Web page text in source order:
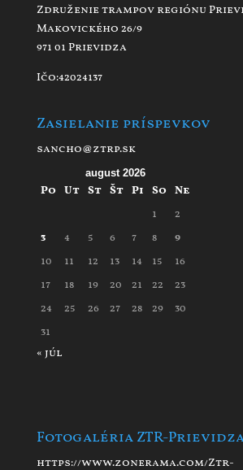
Združenie trampov regiónu
Makovického 26/9
971 01 Prievidza
Ičo:42024137
Zasielanie príspevkov
sancho@ztrp.sk
august 2026
Po Ut St Št Pi So Ne
1
2
3
4 5 6 7 8
9
10
11 12 13 14 15
16
17
18 19 20 21 22
23
24
25 26 27 28 29
30
31
« júl
Fotogaléria ZTR-
https://www.zonerama.com/Ztr-